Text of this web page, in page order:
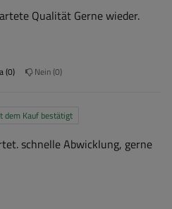
Qualität Gerne wieder.
0 Nein 0
dem Kauf bestätigt
schnelle Abwicklung, gerne